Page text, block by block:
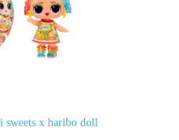
sweets x haribo doll